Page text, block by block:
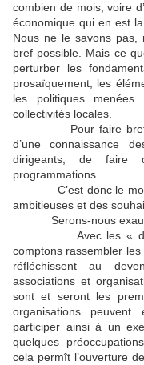
combien de mois, voire
économique qui en est
Nous ne le savons pas,
bref possible. Mais ce
perturber les
prosaïquement, les
les politiques
collectivités locales.
Pour faire bref,
d’une connaissance
dirigeants, de faire
programmations.
C’est donc le
ambitieuses et des
Serons-nous
Avec les «
comptons rassembler
réfléchissent au
associations et
sont et seront les
organisations
participer ainsi à un
quelques
cela permît l’ouverture